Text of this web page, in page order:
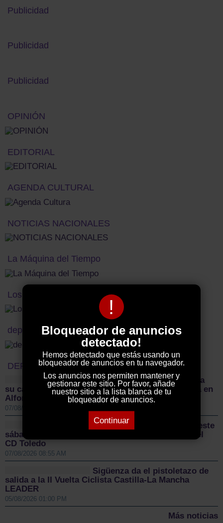
!
Bloqueador de anuncios
detectado!
Hemos detectado que estás usando un
bloqueador de anuncios en tu navegador.
Los anuncios nos permiten mantener y
gestionar este sitio. Por favor, añade
nuestro sitio a la lista blanca de tu
bloqueador de anuncios.
Continuar
Publicidad
Publicidad
Publicidad
OPINIÓN
EDITORIAL
AGENDA CULTURAL
NOTICIAS NACIONALES
La Máquina del Tiempo
Los vecinos denuncian
deportes titulo
DEPORTES
El Sporting Cabanillas lanza
su campaña de abonados y mantiene la confianza en
Alfonso Gutiérrez para el nuevo proyecto
07/08/2026 09:16 AM
El CD Guadalajara afronta este
sábado un nuevo examen de pretemporada ante el
CD Toledo
07/08/2026 08:55 AM
Sigüenza da el pistoletazo de
salida a la II Vuelta Ciclista Castilla-La Mancha
LEADER
05/08/2026 01:00 PM
Más noticias